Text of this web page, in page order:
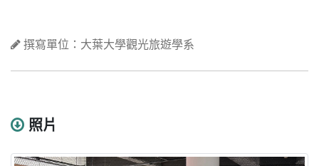
撰寫單位：大葉大學觀光旅遊學系
照片